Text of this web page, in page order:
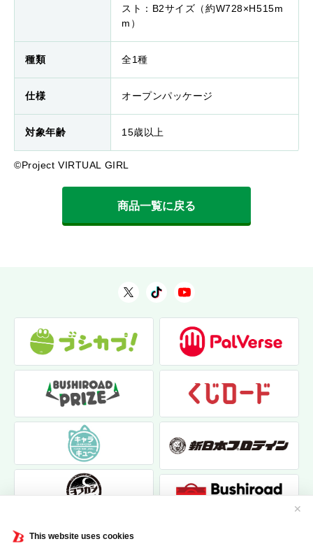
This website uses cookies
✕
スト：B2サイズ（約W728×H515m
m）
種類 全1種
仕様 オープンパッケージ
対象年齢 15歳以上
©Project VIRTUAL GIRL
商品一覧に戻る